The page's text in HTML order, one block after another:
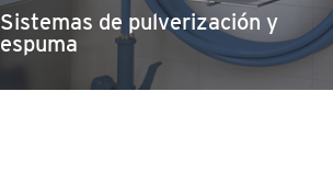
Sistemas de pulverización y
espuma